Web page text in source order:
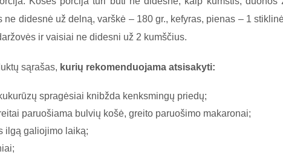
didesnė už delną, varškė – 180 gr., kefyras, pienas – 1
ir vaisiai ne didesni už 2 kumščius.
sąrašas, kurių rekomenduojama atsisakyti:
spragėsiai knibžda kenksmingų priedų;
paruošiama bulvių košė, greito paruošimo makaronai;
ilgą galiojimo laiką;